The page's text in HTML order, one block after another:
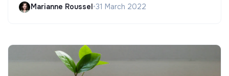
Marianne Roussel •31 March 2022